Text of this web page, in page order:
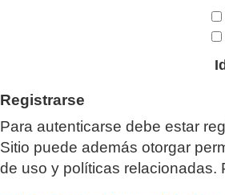
Registrarse
Para autenticarse debe estar
Sitio puede además otorgar
de uso y políticas relacionadas.